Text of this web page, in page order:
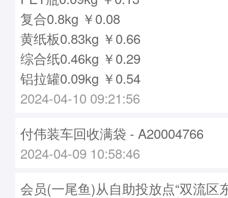
复合0.8kg ￥0.08
黄纸板0.83kg ￥0.66
综合纸0.46kg ￥0.29
铝拉罐0.09kg ￥0.54
2024-04-10 09:21:56
付伟装车回收满袋 - A20004766
2024-04-09 10:58:46
会员(一尾鱼)从自助投放点“双流区